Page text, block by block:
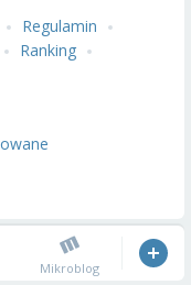
Regulamin
Ranking
Mikroblog